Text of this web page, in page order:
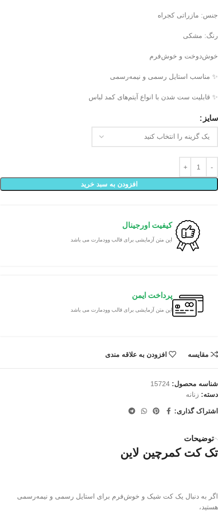
جنس: مازراتی کجراه
رنگ: مشکی
خوش‌دوخت و خوش‌فرم
✨ مناسب استایل رسمی و نیمه‌رسمی
✨ قابلیت ست شدن با انواع آیتم‌های کمد لباس
سایز
افزودن به سبد خرید
کیفیت اورجینال
این متن آزمایشی برای قالب وودمارت می باشد
پرداخت ایمن
این متن آزمایشی برای قالب وودمارت می باشد
مقایسه افزودن به علاقه مندی
شناسه محصول: 15724
دسته: زنانه
اشتراک گذاری:
توضیحات
تک کت کمرچین لاین
اگر به دنبال یک کت شیک و خوش‌فرم برای استایل رسمی و نیمه‌رسمی
هستید،